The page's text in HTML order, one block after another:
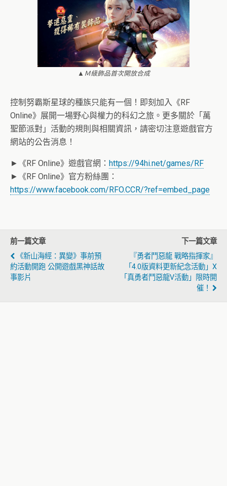
▲Ｍ級飾品首次開放合成
控制努霸斯星球的種族只能有一個！即刻加入《RF
Online》展開一場野心與權力的科幻之旅。更多關於「萬
聖節派對」活動的規則與相關資訊，請密切注意遊戲官方
網站的公告消息！
►《RF Online》遊戲官網： https://94hi.net/games/RF
►《RF Online》官方粉絲團：
https://www.facebook.com/RFO.CCR/?ref=embed_page
前一篇文章
《新山海經：異變》事前預
約活動開跑 公開遊戲黑神話故
事影片
下一篇文章
『勇者鬥惡龍 戰略指揮家』
「4.0版資料更新紀念活動」X
「真勇者鬥惡龍V活動」限時開
催！